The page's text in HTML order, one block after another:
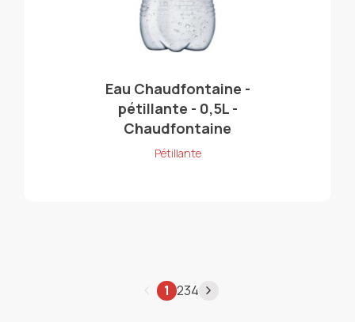
Eau Chaudfontaine -
pétillante - 0,5L -
Chaudfontaine
Pétillante
1 234